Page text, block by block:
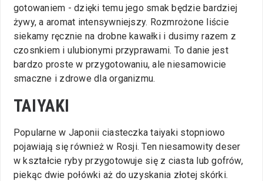
gotowaniem - dzięki temu jego smak będzie bardziej
żywy, a aromat intensywniejszy. Rozmrożone liście
siekamy ręcznie na drobne kawałki i dusimy razem z
czosnkiem i ulubionymi przyprawami. To danie jest
bardzo proste w przygotowaniu, ale niesamowicie
smaczne i zdrowe dla organizmu.
TAIYAKI
Popularne w Japonii ciasteczka taiyaki stopniowo
pojawiają się również w Rosji. Ten niesamowity deser
w kształcie ryby przygotowuje się z ciasta lub gofrów,
piekąc dwie połówki aż do uzyskania złotej skórki.